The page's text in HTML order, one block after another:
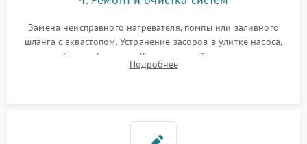
Замена неисправного нагревателя, помпы или заливного
шланга с аквастопом. Устранение засоров в улитке насоса,
патрубках и фильтрах. Компонентный ремонт платы
управления, восстановление поврежденной проводки.
Подробнее